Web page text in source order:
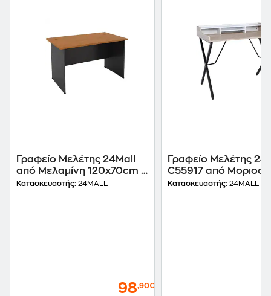
Γραφείο Μελέτης 24Mall
από Μελαμίνη 120x70cm -
Κερασί/Ανθρακί
Κατασκευαστής: 24MALL
98,90€
Γραφείο Μελέτης
C55917 από
100x60cm -
Κατασκευαστής: 24MALL